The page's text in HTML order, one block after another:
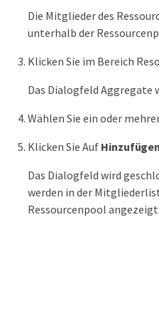
Die Mitglieder des
unterhalb der
Klicken Sie im Bereich
Das Dialogfeld Aggregate
Wählen Sie ein oder
Klicken Sie Auf
Das Dialogfeld wird
werden in der
Ressourcenpool angezeigt.